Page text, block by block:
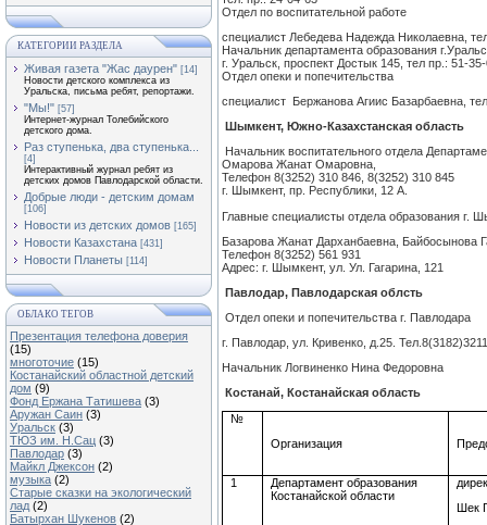
КАТЕГОРИИ РАЗДЕЛА
Живая газета "Жас даурен" [14]
Новости детского комплекса из
Уральска, письма ребят, репортажи.
"Мы!" [57]
Интернет-журнал Толебийского
детского дома.
Раз ступенька, два ступенька...
[4]
Интерактивный журнал ребят из
детских домов Павлодарской области.
Добрые люди - детским домам
[106]
Новости из детских домов [165]
Новости Казахстана [431]
Новости Планеты [114]
ОБЛАКО ТЕГОВ
Презентация телефона доверия
(15)
многоточие (15)
Костанайский областной детский
дом (9)
Фонд Ержана Татишева (3)
Аружан Саин (3)
Уральск (3)
ТЮЗ им. Н.Сац (3)
Павлодар (3)
Майкл Джексон (2)
музыка (2)
Старые сказки на экологический
лад (2)
Батырхан Шукенов (2)
Отдел по воспитательной работе
специалист Лебедева Надежда Николаевна,
Начальник департамента образования г.У
г. Уральск, проспект Достык 145, тел пр.: 51-
Отдел опеки и попечительства
специалист Бержанова Агиис Базарбаевна ,
Шымкент, Южно-Казахстанская область
Начальник воспитательного отдела
Омарова Жанат Омаровна
Телефон 8(3252) 310 846, 8(3252) 310 845
г. Шымкент, пр. Республики, 12 А.
Главные специалисты отдела образования г.
Базарова Жанат Дарханбаевна Байбосынова
Телефон 8(3252) 561 931
Адрес: г. Шымкент, ул. Ул. Гагарина, 121
Павлодар, Павлодарская облсть
Отдел опеки и попечительства г. Павлодара
г. Павлодар, ул. Кривенко, д.25.
Начальник Логвиненко Нина Федоровна
Костанай, Костанайская область
№
Организация
1
Департамент образования
Костанайской области
Шек